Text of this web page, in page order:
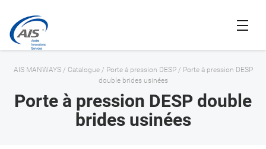
AIS MANWAYS/ Catalogue/ Porte à pression DESP/ Porte à pression DESP
double brides usinées
Porte à pression DESP double
brides usinées